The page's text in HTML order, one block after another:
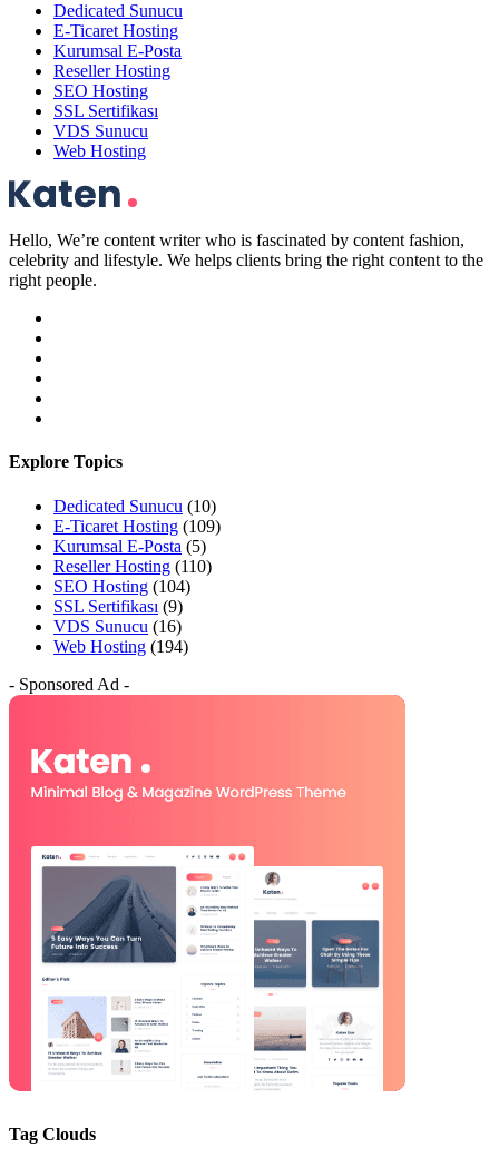
Dedicated Sunucu
E-Ticaret Hosting
Kurumsal E-Posta
Reseller Hosting
SEO Hosting
SSL Sertifikası
VDS Sunucu
Web Hosting
Hello, We’re content writer who is fascinated by content fashion,
celebrity and lifestyle. We helps clients bring the right content to the
right people.
Explore Topics
Dedicated Sunucu (10)
E-Ticaret Hosting (109)
Kurumsal E-Posta (5)
Reseller Hosting (110)
SEO Hosting (104)
SSL Sertifikası (9)
VDS Sunucu (16)
Web Hosting (194)
- Sponsored Ad -
Tag Clouds